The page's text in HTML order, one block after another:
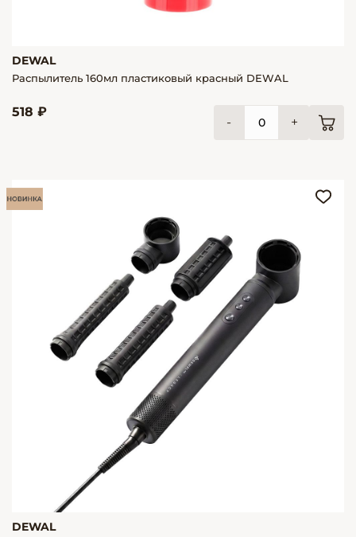
DEWAL
Распылитель 160мл пластиковый красный DEWAL
518 ₽
- +
DEWAL